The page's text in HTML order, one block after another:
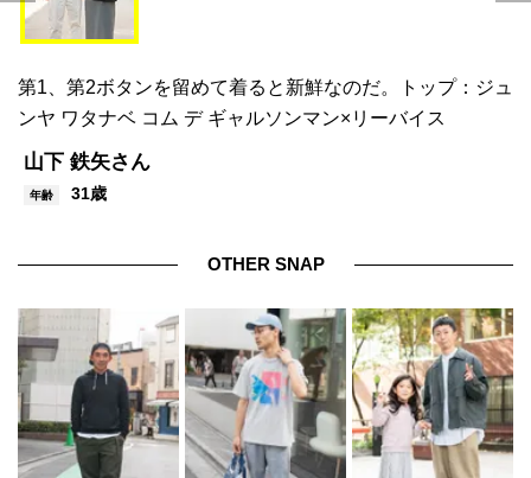
第1、第2ボタンを留めて着ると新鮮なのだ。トップ：ジュ
ンヤ ワタナベ コム デ ギャルソンマン×リーバイス
山下 鉄矢さん
年齢 31歳
OTHER SNAP